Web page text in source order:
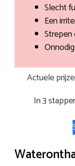
Slecht
Een
Strepen
Actuele
In 3